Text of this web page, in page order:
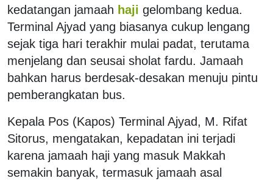
kedatangan jamaah haji gelombang kedua.
Terminal Ajyad yang biasanya cukup lengang
sejak tiga hari terakhir mulai padat, terutama
menjelang dan seusai sholat fardu. Jamaah
bahkan harus berdesak-desakan menuju pintu
pemberangkatan bus.
Kepala Pos (Kapos) Terminal Ajyad, M. Rifat
Sitorus, mengatakan, kepadatan ini terjadi
karena jamaah haji yang masuk Makkah
semakin banyak, termasuk jamaah asal